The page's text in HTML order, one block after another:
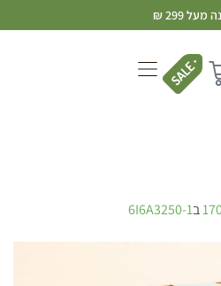
299 ₪
ב6I6A3250-1